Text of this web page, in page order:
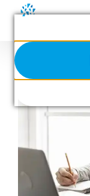
conteúdo